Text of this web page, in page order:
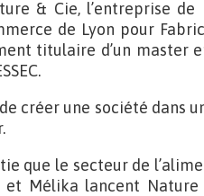
& Cie, l’entreprise
de Lyon pour
titulaire d’un master
créer une société dans
que le secteur de
Mélika lancent